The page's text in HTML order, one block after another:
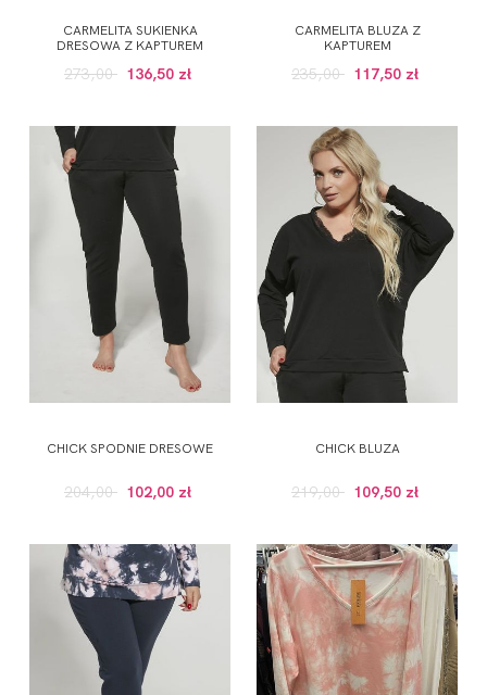
CARMELITA SUKIENKA
DRESOWA Z KAPTUREM
273,00 136,50 zł
CARMELITA BLUZA Z
KAPTUREM
235,00 117,50 zł
CHICK SPODNIE DRESOWE
204,00 102,00 zł
CHICK BLUZA
219,00 109,50 zł